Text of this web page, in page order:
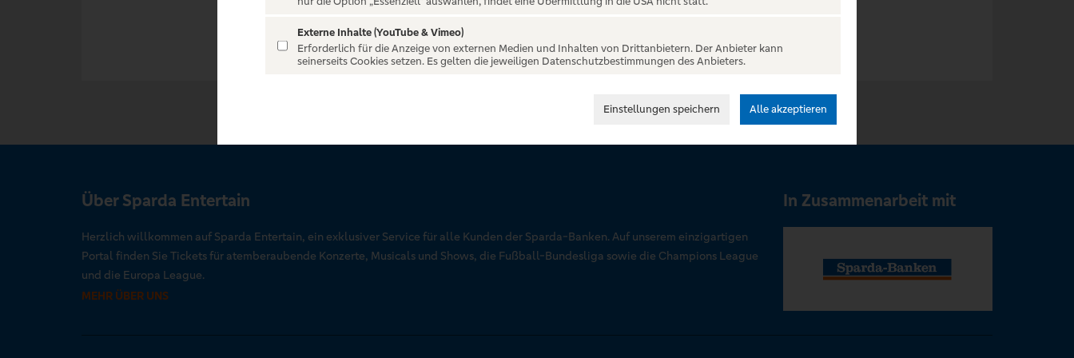
Über Sparda Entertain
Herzlich willkommen auf Sparda Entertain, ein exklusiver Service für alle Kunden der Sparda-Banken. Auf unserem einzigartigen
Portal finden Sie Tickets für atemberaubende Konzerte, Musicals und Shows, die Fußball-Bundesliga sowie die Champions League
und die Europa League.
MEHR ÜBER UNS
In Zusammenarbeit mit
Externe Inhalte (YouTube & Vimeo)
Erforderlich für die Anzeige von externen Medien und Inhalten von Drittanbietern. Der Anbieter kann
seinerseits Cookies setzen. Es gelten die jeweiligen Datenschutzbestimmungen des Anbieters.
Einstellungen speichern Alle akzeptieren